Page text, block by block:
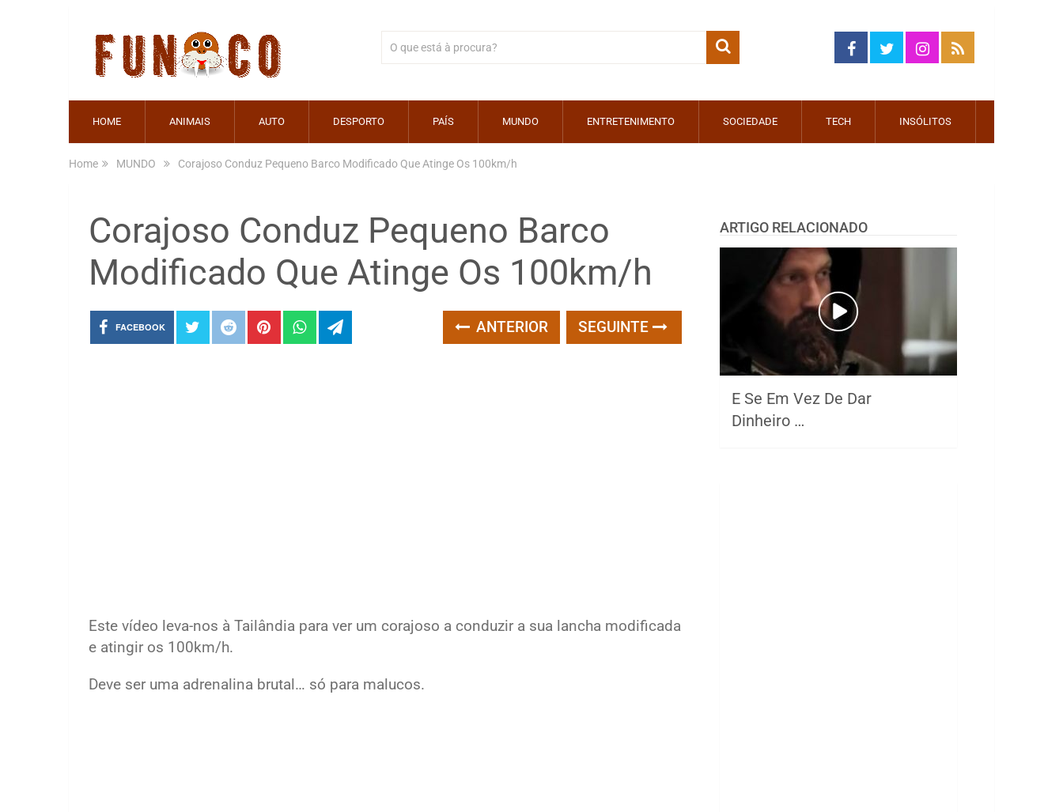
HOME ANIMAIS AUTO DESPORTO PAÍS MUNDO ENTRETENIMENTO SOCIEDADE TECH INSÓLITOS
Home MUNDO Corajoso Conduz Pequeno Barco Modificado Que Atinge Os 100km/h
Corajoso Conduz Pequeno Barco
Modificado Que Atinge Os 100km/h
FACEBOOK ANTERIOR SEGUINTE
Este vídeo leva-nos à Tailândia para ver um corajoso a conduzir a sua lancha modificada
e atingir os 100km/h.
Deve ser uma adrenalina brutal… só para malucos.
ARTIGO RELACIONADO
E Se Em Vez De Dar
Dinheiro …